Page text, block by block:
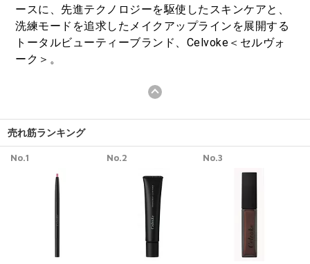
ースに、先進テクノロジーを駆使したスキンケアと、
洗練モードを追求したメイクアップラインを展開する
トータルビューティーブランド、Celvoke＜セルヴォ
ーク＞。
売れ筋ランキング
No.1 No.2 No.3